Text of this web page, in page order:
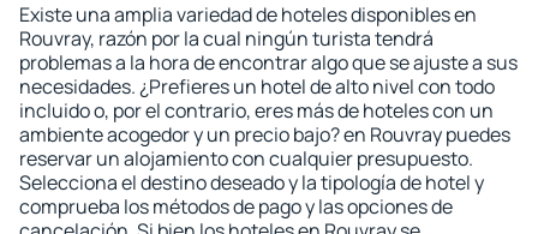
Existe una amplia variedad de hoteles disponibles en
Rouvray, razón por la cual ningún turista tendrá
problemas a la hora de encontrar algo que se ajuste a sus
necesidades. ¿Prefieres un hotel de alto nivel con todo
incluido o, por el contrario, eres más de hoteles con un
ambiente acogedor y un precio bajo? en Rouvray puedes
reservar un alojamiento con cualquier presupuesto.
Selecciona el destino deseado y la tipología de hotel y
comprueba los métodos de pago y las opciones de